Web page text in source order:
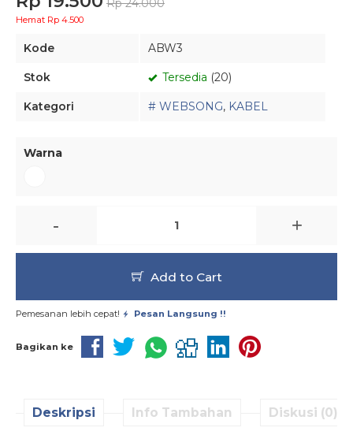
Rp 24.000
Hemat Rp 4.500
Kode ABW3
Stok Tersedia (20)
Kategori # WEBSONG, KABEL
Warna
- +
Add to Cart
Pemesanan lebih cepat! Pesan Langsung !!
Bagikan ke
Deskripsi Info Tambahan Diskusi (0)